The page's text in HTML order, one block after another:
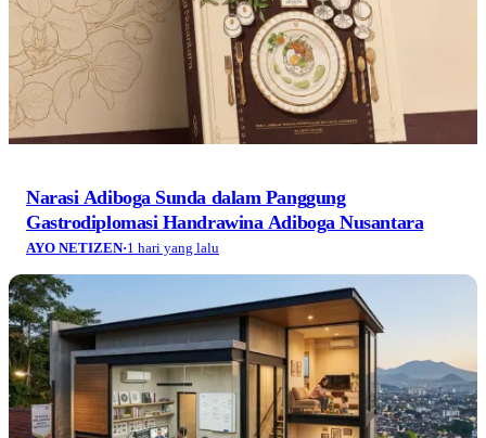
Narasi Adiboga Sunda dalam Panggung
Gastrodiplomasi Handrawina Adiboga Nusantara
AYO NETIZEN·1 hari yang lalu